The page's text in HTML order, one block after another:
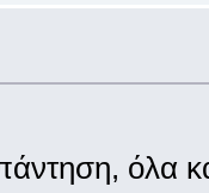
όλα